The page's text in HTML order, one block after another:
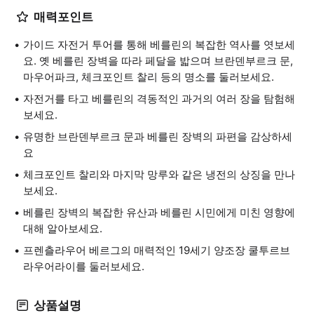
매력포인트
가이드 자전거 투어를 통해 베를린의 복잡한 역사를 엿보세
요. 옛 베를린 장벽을 따라 페달을 밟으며 브란덴부르크 문,
마우어파크, 체크포인트 찰리 등의 명소를 둘러보세요.
자전거를 타고 베를린의 격동적인 과거의 여러 장을 탐험해
보세요.
유명한 브란덴부르크 문과 베를린 장벽의 파편을 감상하세
요
체크포인트 찰리와 마지막 망루와 같은 냉전의 상징을 만나
보세요.
베를린 장벽의 복잡한 유산과 베를린 시민에게 미친 영향에
대해 알아보세요.
프렌츨라우어 베르그의 매력적인 19세기 양조장 쿨투르브
라우어라이를 둘러보세요.
상품설명